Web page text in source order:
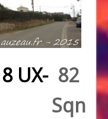
UX- 82
Sqn